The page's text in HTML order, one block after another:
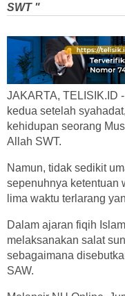
SWT "
JAKARTA, TELISIK.ID
kedua setelah
kehidupan seorang
Allah SWT.
Namun, tidak sedikit
sepenuhnya ketentuan
lima waktu terlarang
Dalam ajaran fiqih
melaksanakan salat
sebagaimana
SAW.